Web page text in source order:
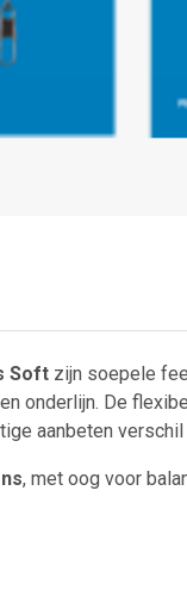
Soft zijn soepele
onderlijn. De
aanbeten verschil
, met oog voor